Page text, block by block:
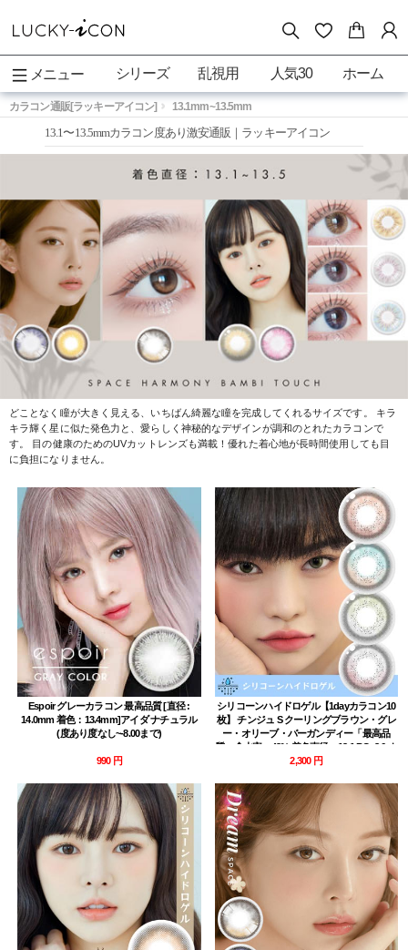
メニュー シリーズ 乱視用 人気30 ホーム
カラコン通販[ラッキーアイコン] 13.1mm~13.5mm
13.1〜13.5mmカラコン度あり激安通販｜ラッキーアイコン
どことなく瞳が大きく見える、いちばん綺麗な瞳を完成してくれるサイズです。 キラ
キラ輝く星に似た発色力と、愛らしく神秘的なデザインが調和のとれたカラコンで
す。 目の健康のためのUVカットレンズも満載！優れた着心地が長時間使用しても目
に負担になりません。
Espoir グレーカラコン 最高品質 [直径 :
14.0mm 着色：13.4mm]アイダ ナチュラル
(度あり度なし~-8.00まで)
990 円
シリコーンハイドロゲル【1dayカラコン10
枚】 チンジュ S クーリングブラウン・グレ
ー・オリーブ・バーガンディー「最高品
質」含水率：43% 着色直径：13.1 BC: 8.6 ナ
チュラルハーフ Jinju S Cooling brown gray
2,300 円